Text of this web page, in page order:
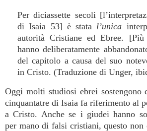
Per diciassette secoli
di Isaia 53] è stata l’unica
autorità Cristiane ed Ebree.
hanno deliberatamente
del capitolo a causa del suo
in Cristo. (Traduzione di Unger,
Oggi molti studiosi ebrei
cinquantatre di Isaia fa riferimento al
a Cristo. Anche se i giudei hanno
per mano di falsi cristiani, questo